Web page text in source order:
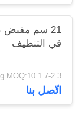
21 سم مقبض
في التنظيف
1.7-2.3 dollars/bag MOQ:10 أكياس
اتّصل بنا